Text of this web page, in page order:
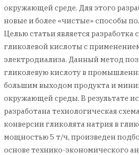
окружающей среде. Для этого
новые и более «чистые» способы
Целью статьи является разработка
гликолевой кислоты с
электродиализа. Данный метод
гликолевую кислоту в
большим выходом продукта и
окружающей среды. В результате
разработана технологическая
конверсии гликолята натрия в
мощностью 5 т/ч, произведен
основе технико-экономического